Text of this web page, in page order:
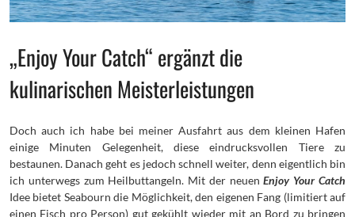
„Enjoy Your Catch“ ergänzt die
kulinarischen Meisterleistungen
Doch auch ich habe bei meiner Ausfahrt aus dem kleinen Hafen
einige Minuten Gelegenheit, diese eindrucksvollen Tiere zu
bestaunen. Danach geht es jedoch schnell weiter, denn eigentlich bin
ich unterwegs zum Heilbuttangeln. Mit der neuenEnjoy Your Catch
Idee bietet Seabourn die Möglichkeit, den eigenen Fang (limitiert auf
einen Fisch pro Person) gut gekühlt wieder mit an Bord zu bringen